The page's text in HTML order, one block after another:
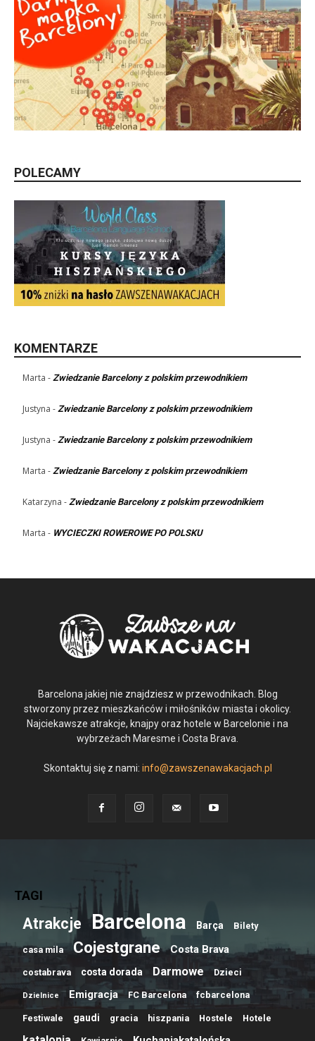
POLECAMY
KOMENTARZE
Marta - Zwiedzanie Barcelony z polskim przewodnikiem
Justyna - Zwiedzanie Barcelony z polskim przewodnikiem
Justyna - Zwiedzanie Barcelony z polskim przewodnikiem
Marta - Zwiedzanie Barcelony z polskim przewodnikiem
Katarzyna - Zwiedzanie Barcelony z polskim przewodnikiem
Marta - WYCIECZKI ROWEROWE PO POLSKU
Barcelona jakiej nie znajdziesz w przewodnikach. Blog
stworzony przez mieszkańców i miłośników miasta i okolicy.
Najciekawsze atrakcje, knajpy oraz hotele w Barcelonie i na
wybrzeżach Maresme i Costa Brava.
Skontaktuj się z nami: info@zawszenawakacjach.pl
TAGI
Atrakcje Barcelona Barça Bilety
casa mila Cojestgrane Costa Brava
costabrava costa dorada Darmowe Dzieci
Dzielnice Emigracja FC Barcelona fcbarcelona
Festiwale gaudi gracia hiszpania Hostele Hotele